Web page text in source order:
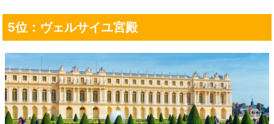
5位：ヴェルサイユ宮殿